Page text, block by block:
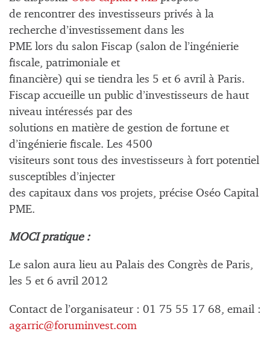
de rencontrer des investisseurs privés à la
recherche d’investissement dans les
PME lors du salon Fiscap (salon de l’ingénierie
fiscale, patrimoniale et
financière) qui se tiendra les 5 et 6 avril à Paris.
Fiscap accueille un public d’investisseurs de haut
niveau intéressés par des
solutions en matière de gestion de fortune et
d’ingénierie fiscale. Les 4500
visiteurs sont tous des investisseurs à fort potentiel
susceptibles d’injecter
des capitaux dans vos projets, précise Oséo Capital
PME.
MOCI pratique :
Le salon aura lieu au Palais des Congrès de Paris,
les 5 et 6 avril 2012
Contact de l’organisateur : 01 75 55 17 68, email :
agarric@foruminvest.com